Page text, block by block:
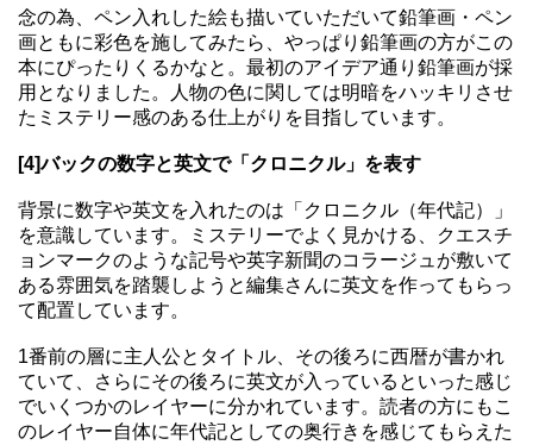
念の為、ペン入れした絵も描いていただいて鉛筆画・ペン
画ともに彩色を施してみたら、やっぱり鉛筆画の方がこの
本にぴったりくるかなと。最初のアイデア通り鉛筆画が採
用となりました。人物の色に関しては明暗をハッキリさせ
たミステリー感のある仕上がりを目指しています。
[4]バックの数字と英文で「クロニクル」を表す
背景に数字や英文を入れたのは「クロニクル（年代記）」
を意識しています。ミステリーでよく見かける、クエスチ
ョンマークのような記号や英字新聞のコラージュが敷いて
ある雰囲気を踏襲しようと編集さんに英文を作ってもらっ
て配置しています。
1番前の層に主人公とタイトル、その後ろに西暦が書かれ
ていて、さらにその後ろに英文が入っているといった感じ
でいくつかのレイヤーに分かれています。読者の方にもこ
のレイヤー自体に年代記としての奥行きを感じてもらえた